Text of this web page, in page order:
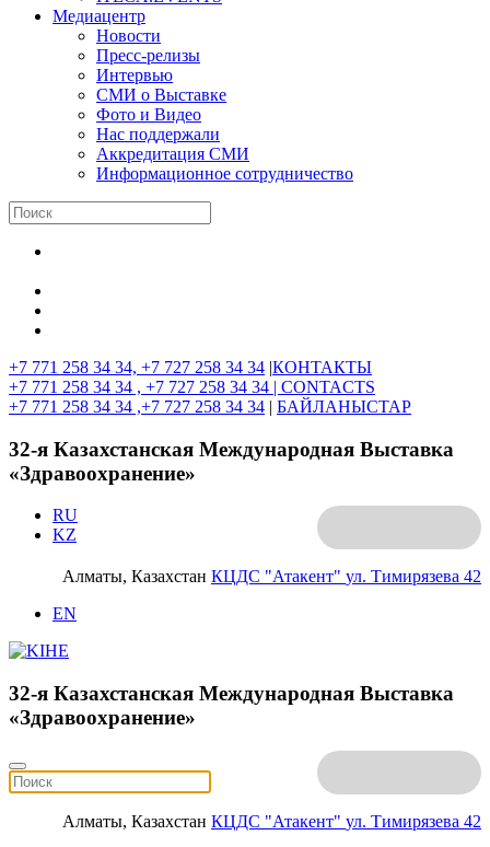
Медиацентр
Новости
Пресс-релизы
Интервью
СМИ о Выставке
Фото и Видео
Нас поддержали
Аккредитация СМИ
Информационное сотрудничество
+7 771 258 34 34, +7 727 258 34 34 |КОНТАКТЫ
+7 771 258 34 34 , +7 727 258 34 34 | CONTACTS
+7 771 258 34 34 ,+7 727 258 34 34 | БАЙЛАНЫСТАР
32-я Казахстанская Международная Выставка
«Здравоохранение»
Алматы, Казахстан КЦДС "Атакент" ул. Тимирязева 42
RU
KZ
EN
32-я Казахстанская Международная Выставка
«Здравоохранение»
Алматы, Казахстан КЦДС "Атакент" ул. Тимирязева 42